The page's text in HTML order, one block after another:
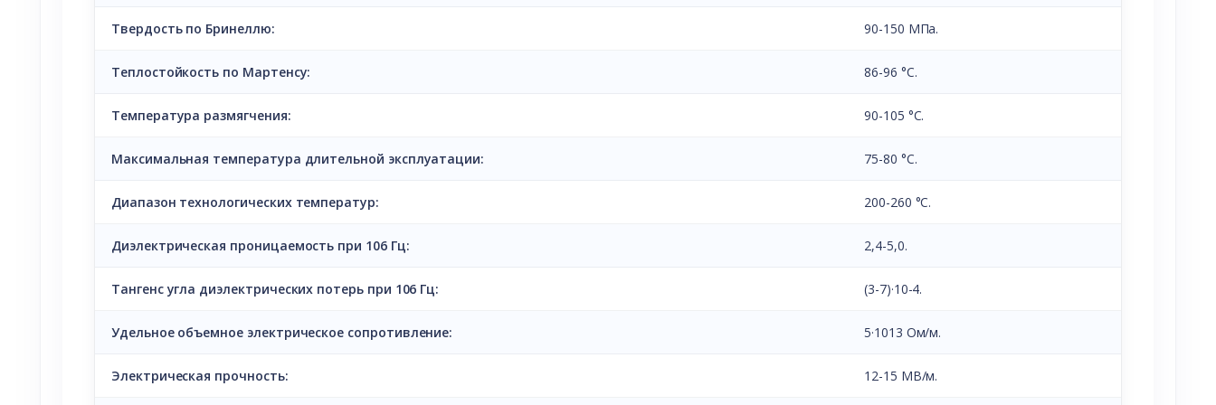
Твердость по Бринеллю: 90-150 МПа.
Теплостойкость по Мартенсу: 86-96 °С.
Температура размягчения: 90-105 °С.
Максимальная температура длительной эксплуатации: 75-80 °С.
Диапазон технологических температур: 200-260 °С.
Диэлектрическая проницаемость при 106 Гц: 2,4-5,0.
Тангенс угла диэлектрических потерь при 106 Гц: (3-7)·10-4.
Удельное объемное электрическое сопротивление: 5·1013 Ом/м.
Электрическая прочность: 12-15 МВ/м.